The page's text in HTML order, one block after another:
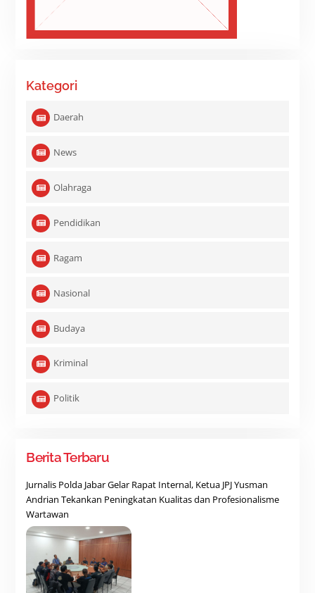
Kategori
Daerah
News
Olahraga
Pendidikan
Ragam
Nasional
Budaya
Kriminal
Politik
Berita Terbaru
Jurnalis Polda Jabar Gelar Rapat Internal, Ketua JPJ Yusman
Andrian Tekankan Peningkatan Kualitas dan Profesionalisme
Wartawan